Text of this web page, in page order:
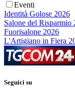
Eventi
Identità Golose 2026
Salone del Risparmio
Fuorisalone 2026
L'Artigiano in Fiera
Seguici su